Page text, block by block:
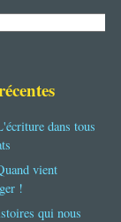
dans tous
vient
!
qui nous